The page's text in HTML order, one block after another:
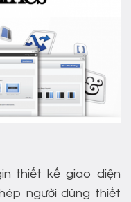
thiết kế giao diện
người dùng thiết